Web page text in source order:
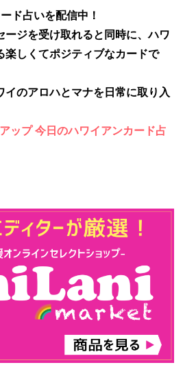
ド占いを配信中！
ージを受け取れると同時に、ハワ
楽しくてポジティブなカードで
イのアロハとマナを日常に取り入
ップ 今日のハワイアンカード占